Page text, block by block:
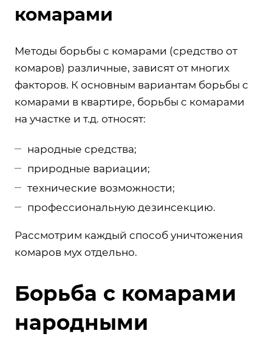
комарами
Методы борьбы с комарами (средство от
комаров) различные, зависят от многих
факторов. К основным вариантам борьбы с
комарами в квартире, борьбы с комарами
на участке и т.д. относят:
народные средства;
природные вариации;
технические возможности;
профессиональную дезинсекцию.
Рассмотрим каждый способ уничтожения
комаров мух отдельно.
Борьба с комарами
народными